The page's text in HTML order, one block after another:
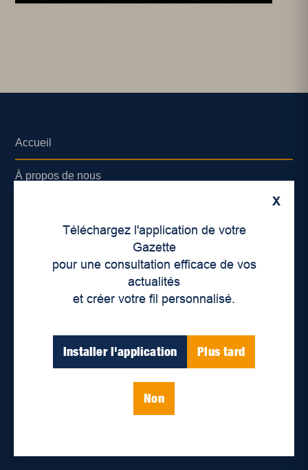
X
Téléchargez l'application de votre
Gazette
pour une consultation efficace de vos
actualités
et créer votre fil personnalisé.
Installer l'application Plus tard
Non
Accueil
À propos de nous
Lieux de distribution